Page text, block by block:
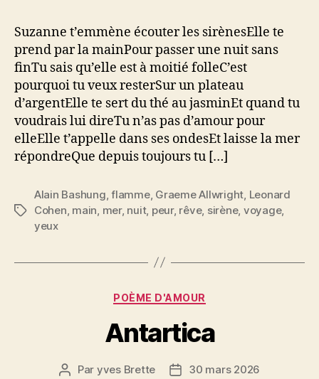
écouter
sirènes
Suzanne t’emmène écouter les sirènesElle te
prend par la mainPour passer une nuit sans
finTu sais qu’elle est à moitié folleC’est
pourquoi tu veux resterSur un plateau
d’argentElle te sert du thé au jasminEt quand tu
voudrais lui direTu n’as pas d’amour pour
elleElle t’appelle dans ses ondesEt laisse la mer
répondreQue depuis toujours tu […]
Étiquettes
Alain Bashung ,flamme, Graeme Allwright Leonard
Cohen main mer, nuit, peur, rêve, sirène, voyage,
yeux
Catégories
POÈME D'AMOUR
Antartica
Auteur
Par yves Brette Date30 mars 2026